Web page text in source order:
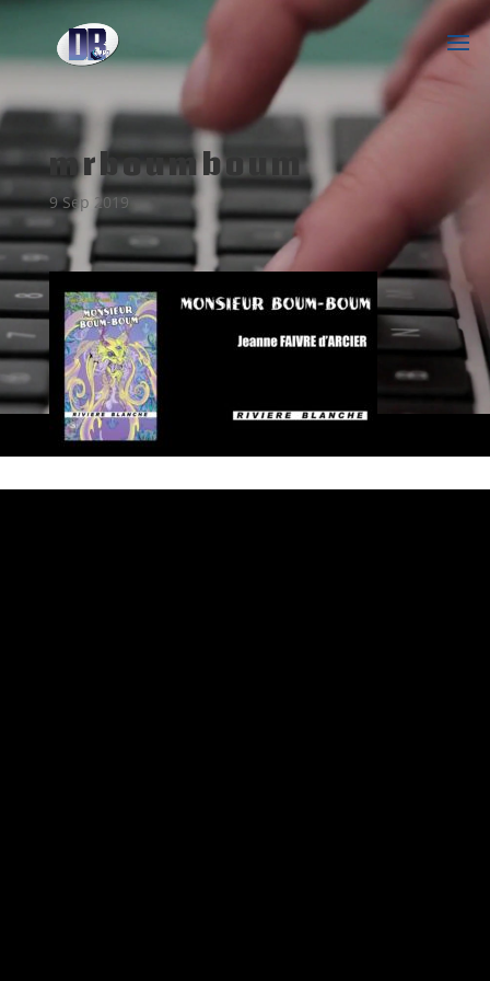
mrboumboum
9 Sep 2019